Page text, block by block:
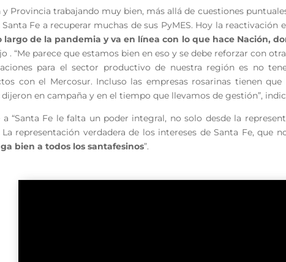
y Provincia trabajando muy bien, más allá de cuestiones
Fe a recuperar muchas de sus PyMES. Hoy la reactivación
de la pandemia y va en línea con lo que hace Nación,
. “Me parece que estamos bien en eso y se debe reforzar con
para el sector productivo de nuestra región es no
con el Mercosur. Incluso las empresas rosarinas tienen
en campaña y en el tiempo que llevamos de gestión”,
a “Santa Fe le falta un poder integral, no solo desde la
representación verdadera de los intereses de Santa Fe, que
bien a todos los santafesinos”.